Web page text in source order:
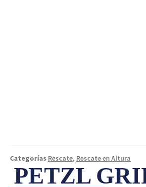
Categorías Rescate, Rescate en Altura
PETZL